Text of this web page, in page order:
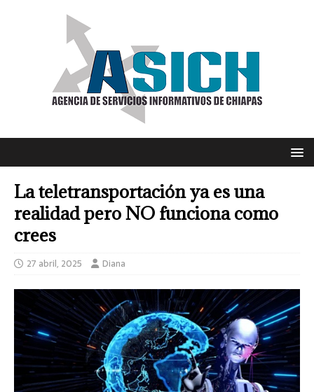
La teletransportación ya es una
realidad pero NO funciona como
crees
27 abril, 2025 Diana